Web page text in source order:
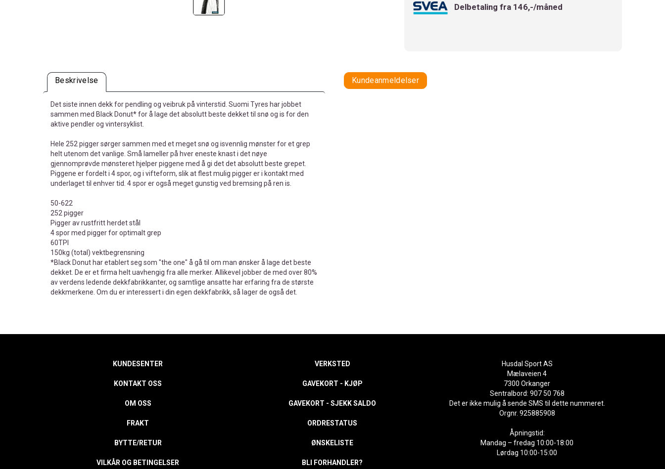
Delbetaling fra 146,-/måned
Beskrivelse
Det siste innen dekk for pendling og veibruk på vinterstid. Suomi Tyres har jobbet
sammen med Black Donut* for å lage det absolutt beste dekket til snø og is for den
aktive pendler og vintersyklist.
Hele 252 pigger sørger sammen med et meget snø og isvennlig mønster for et grep
helt utenom det vanlige. Små lameller på hver eneste knast i det nøye
gjennomprøvde mønsteret hjelper piggene med å gi det det absolutt beste grepet.
Piggene er fordelt i 4 spor, og i vifteform, slik at flest mulig pigger er i kontakt med
underlaget til enhver tid. 4 spor er også meget gunstig ved bremsing på ren is.
50-622
252 pigger
Pigger av rustfritt herdet stål
4 spor med pigger for optimalt grep
60TPI
150kg (total) vektbegrensning
*Black Donut har etablert seg som "the one" å gå til om man ønsker å lage det beste
dekket. De er et firma helt uavhengig fra alle merker. Allikevel jobber de med over 80%
av verdens ledende dekkfabrikkanter, og samtlige ansatte har erfaring fra de største
dekkmerkene. Om du er interessert i din egen dekkfabrikk, så lager de også det.
Kundeanmeldelser
KUNDESENTER
KONTAKT OSS
OM OSS
FRAKT
BYTTE/RETUR
VILKÅR OG BETINGELSER
VERKSTED
GAVEKORT - KJØP
GAVEKORT - SJEKK SALDO
ORDRESTATUS
ØNSKELISTE
BLI FORHANDLER?
Husdal Sport AS
Mælaveien 4
7300 Orkanger
Sentralbord: 907 50 768
Det er ikke mulig å sende SMS til dette nummeret.
Orgnr. 925885908
Åpningstid:
Mandag – fredag 10:00-18:00
Lørdag 10:00-15:00